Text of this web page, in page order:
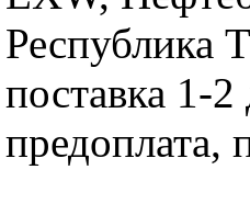
Республика
поставка 1-
предоплата,